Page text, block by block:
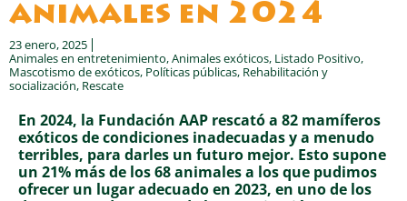
animales en 2024
23 enero, 2025
Animales en entretenimiento,Animales exóticos, Listado Positivo,
Mascotismo de exóticos, Políticas públicas, Rehabilitación y
socialización, Rescate
En 2024, la Fundación AAP rescató a 82 mamíferos
exóticos de condiciones inadecuadas y a menudo
terribles, para darles un futuro mejor. Esto supone
un 21% más de los 68 animales a los que pudimos
ofrecer un lugar adecuado en 2023, en uno de los